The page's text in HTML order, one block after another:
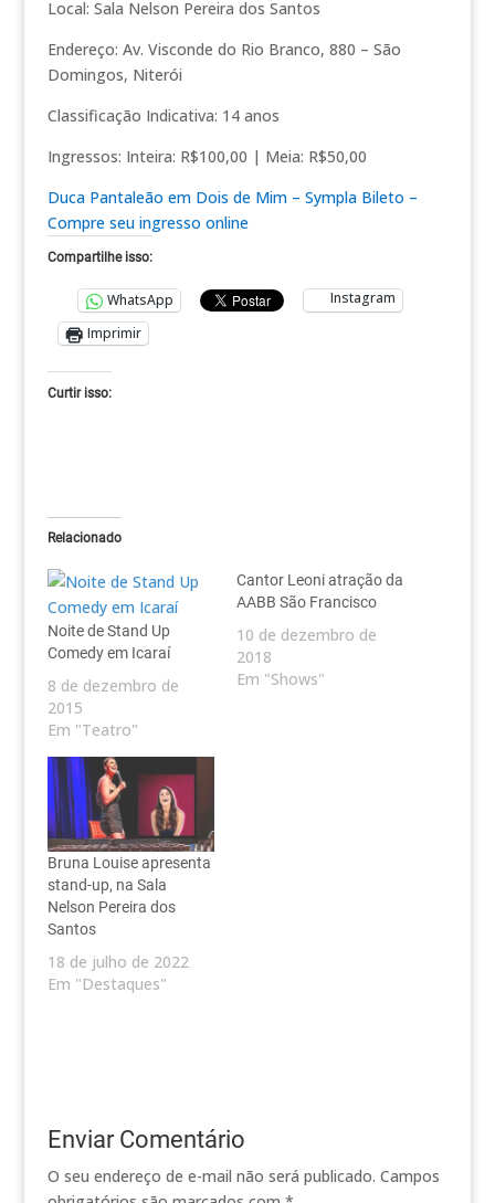
Local: Sala Nelson Pereira dos Santos
Endereço: Av. Visconde do Rio Branco, 880 – São
Domingos, Niterói
Classificação Indicativa: 14 anos
Ingressos: Inteira: R$100,00 | Meia: R$50,00
Duca Pantaleão em Dois de Mim – Sympla Bileto –
Compre seu ingresso online
Compartilhe isso:
WhatsApp
Instagram
Imprimir
Curtir isso:
Relacionado
Noite de Stand Up
Comedy em Icaraí
8 de dezembro de
2015
Em "Teatro"
Cantor Leoni atração da
AABB São Francisco
10 de dezembro de
2018
Em "Shows"
Bruna Louise apresenta
stand-up, na Sala
Nelson Pereira dos
Santos
18 de julho de 2022
Em "Destaques"
Enviar Comentário
O seu endereço de e-mail não será publicado. Campos